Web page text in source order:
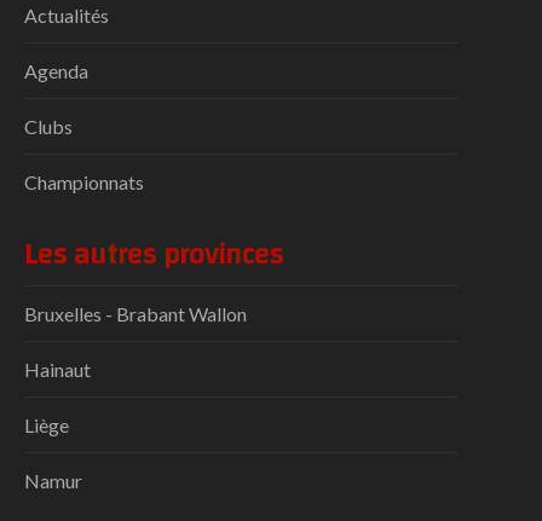
Actualités
Agenda
Clubs
Championnats
Les autres provinces
Bruxelles - Brabant Wallon
Hainaut
Liège
Namur